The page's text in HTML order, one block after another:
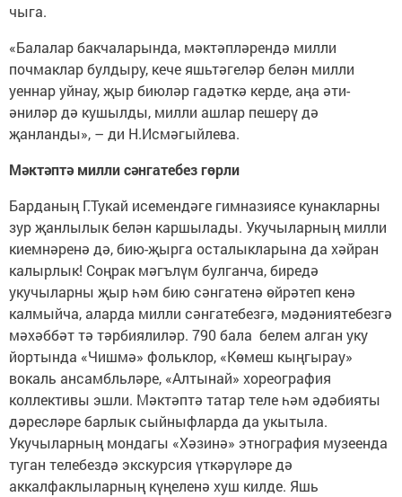
чыга.
«Балалар бакчаларында, мәктәпләрендә милли
почмаклар булдыру, кече яшьтәгеләр белән милли
уеннар уйнау, җыр биюләр гадәткә керде, аңа әти-
әниләр дә кушылды, милли ашлар пешерү дә
җанланды», – ди Н.Исмәгыйлева.
Мәктәптә милли сәнгатебез гөрли
Барданың Г.Тукай исемендәге гимназиясе кунакларны
зур җанлылык белән каршылады. Укучыларның милли
киемнәренә дә, бию-җырга осталыкларына да хәйран
калырлык! Соңрак мәгълүм булганча, биредә
укучыларны җыр һәм бию сәнгатенә өйрәтеп кенә
калмыйча, аларда милли сәнгатебезгә, мәдәниятебезгә
мәхәббәт тә тәрбиялиләр. 790 бала белем алган уку
йортында «Чишмә» фольклор, «Көмеш кыңгырау»
вокаль ансамбльләре, «Алтынай» хореография
коллективы эшли. Мәктәптә татар теле һәм әдәбияты
дәресләре барлык сыйныфларда да укытыла.
Укучыларның мондагы «Хәзинә» этнография музеенда
туган телебездә экскурсия үткәрүләре дә
аккалфаклыларның күңеленә хуш килде. Яшь